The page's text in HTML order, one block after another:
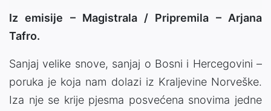
Iz emisije – Magistrala / Pripremila – Arjana
Tafro.
Sanjaj velike snove, sanjaj o Bosni i Hercegovini –
poruka je koja nam dolazi iz Kraljevine Norveške.
Iza nje se krije pjesma posvećena snovima jedne